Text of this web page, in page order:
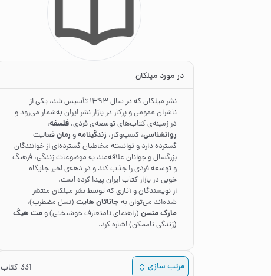
در مورد میلکان
نشر میلکان که در سال ۱۳۹۳ تأسیس شد، یکی از
ناشران عمومی و پرکار در بازار نشر ایران به‌شمار می‌رود و
در زمینه‌ی کتاب‌های توسعه‌ی فردی،فلسفه،
روانشناسی، کسب‌وکار، زندگینامهو رمانفعالیت
گسترده دارد و توانسته مخاطبان گسترده‌ای از خوانندگان
بزرگسال و جوانان علاقه‌مند به موضوعات زندگی، فرهنگ
و توسعه فردی را جذب کند و در دهه‌ی اخیر جایگاه
خوبی در بازار کتاب ایران پیدا کرده است.
از نویسندگان و آثاری که توسط نشر میلکان منتشر
شده‌اند می‌توان به جاناتان هایت (نسل مضطرب)،
مارک منسن (راهنمای نامتعارف خوشبختی) ومت هیگ
(زندگی ناممکن) اشاره کرد.
مرتب سازی 331 کتاب